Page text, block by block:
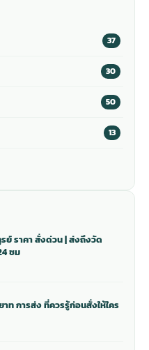
37
30
50
13
ย์ ราคา สั่งด่วน | ส่งถึงวัด
ชม
ท การส่ง ที่ควรรู้ก่อนสั่งให้ใคร